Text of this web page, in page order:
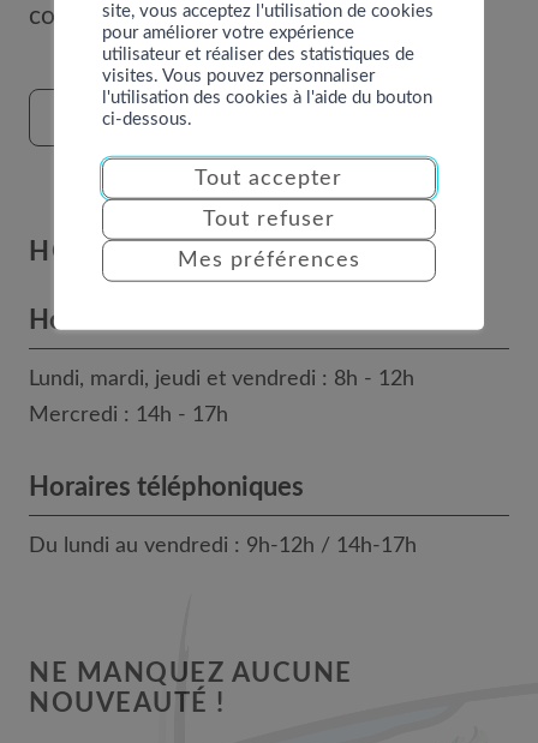
commune@nendaz.org
FORMULAIRE DE CONTACT
HORAIRES
Horaires des bureaux
Lundi, mardi, jeudi et vendredi : 8h - 12h
Mercredi : 14h - 17h
Horaires téléphoniques
Du lundi au vendredi : 9h-12h / 14h-17h
NE MANQUEZ AUCUNE
NOUVEAUTÉ !
site, vous acceptez l'utilisation de cookies
pour améliorer votre expérience
utilisateur et réaliser des statistiques de
visites. Vous pouvez personnaliser
l'utilisation des cookies à l'aide du bouton
ci-dessous.
Tout accepter
Tout refuser
Mes préférences